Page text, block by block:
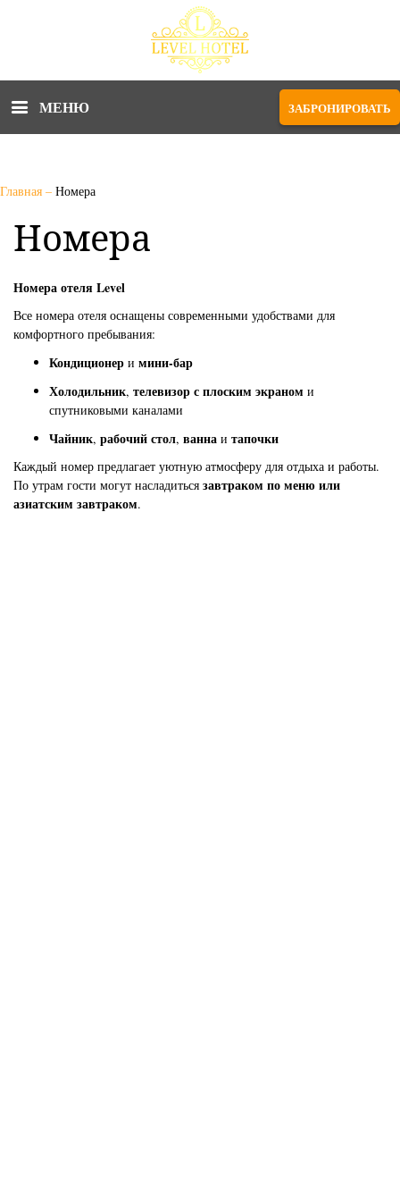
МЕНЮ ЗАБРОНИРОВАТЬ
Главная – Номера
Номера
Номера отеля Level
Все номера отеля оснащены современными удобствами для
комфортного пребывания:
Кондиционер и мини-бар
Холодильник, телевизор с плоским экраном и
спутниковыми каналами
Чайник, рабочий стол, ванна и тапочки
Каждый номер предлагает уютную атмосферу для отдыха и работы.
По утрам гости могут насладиться завтраком по меню или
азиатским завтраком.